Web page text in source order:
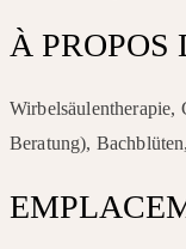
À PROPOS
Wirbelsäulentherapie,
Beratung),